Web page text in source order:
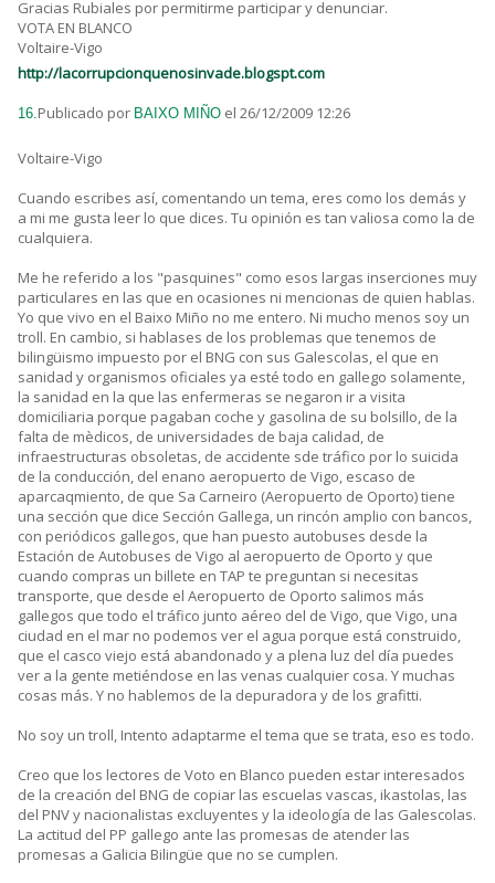
Gracias Rubiales por permitirme participar y denunciar.
VOTA EN BLANCO
Voltaire-Vigo
http://lacorrupcionquenosinvade.blogspt.com
16.Publicado por BAIXO MIÑO el 26/12/2009 12:26
Voltaire-Vigo
Cuando escribes así, comentando un tema, eres como los demás y
a mi me gusta leer lo que dices. Tu opinión es tan valiosa como la de
cualquiera.
Me he referido a los "pasquines" como esos largas inserciones muy
particulares en las que en ocasiones ni mencionas de quien hablas.
Yo que vivo en el Baixo Miño no me entero. Ni mucho menos soy un
troll. En cambio, si hablases de los problemas que tenemos de
bilingüismo impuesto por el BNG con sus Galescolas, el que en
sanidad y organismos oficiales ya esté todo en gallego solamente,
la sanidad en la que las enfermeras se negaron ir a visita
domiciliaria porque pagaban coche y gasolina de su bolsillo, de la
falta de mèdicos, de universidades de baja calidad, de
infraestructuras obsoletas, de accidente sde tráfico por lo suicida
de la conducción, del enano aeropuerto de Vigo, escaso de
aparcaqmiento, de que Sa Carneiro (Aeropuerto de Oporto) tiene
una sección que dice Sección Gallega, un rincón amplio con bancos,
con periódicos gallegos, que han puesto autobuses desde la
Estación de Autobuses de Vigo al aeropuerto de Oporto y que
cuando compras un billete en TAP te preguntan si necesitas
transporte, que desde el Aeropuerto de Oporto salimos más
gallegos que todo el tráfico junto aéreo del de Vigo, que Vigo, una
ciudad en el mar no podemos ver el agua porque está construido,
que el casco viejo está abandonado y a plena luz del día puedes
ver a la gente metiéndose en las venas cualquier cosa. Y muchas
cosas más. Y no hablemos de la depuradora y de los grafitti.
No soy un troll, Intento adaptarme el tema que se trata, eso es todo.
Creo que los lectores de Voto en Blanco pueden estar interesados
de la creación del BNG de copiar las escuelas vascas, ikastolas, las
del PNV y nacionalistas excluyentes y la ideología de las Galescolas.
La actitud del PP gallego ante las promesas de atender las
promesas a Galicia Bilingüe que no se cumplen.